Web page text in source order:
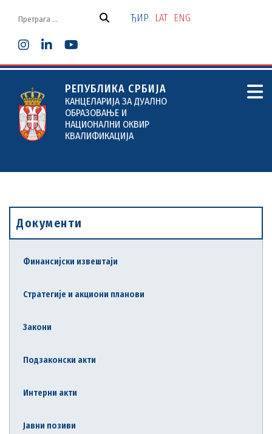
ЂИР LAT ENG
РЕПУБЛИКА СРБИЈА
КАНЦЕЛАРИЈА ЗА ДУАЛНО
ОБРАЗОВАЊЕ И
НАЦИОНАЛНИ ОКВИР
КВАЛИФИКАЦИЈА
Документи
Финансијски извештаји
Стратегије и акциони планови
Закони
Подзаконски акти
Интерни акти
Јавни позиви